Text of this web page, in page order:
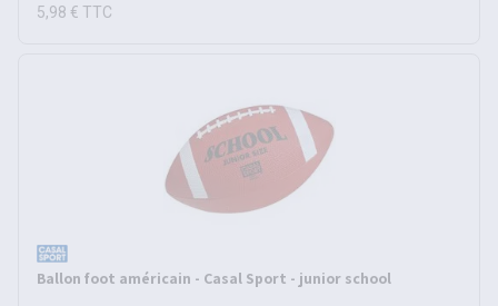
5,98 € TTC
Ballon foot américain - Casal Sport - junior school